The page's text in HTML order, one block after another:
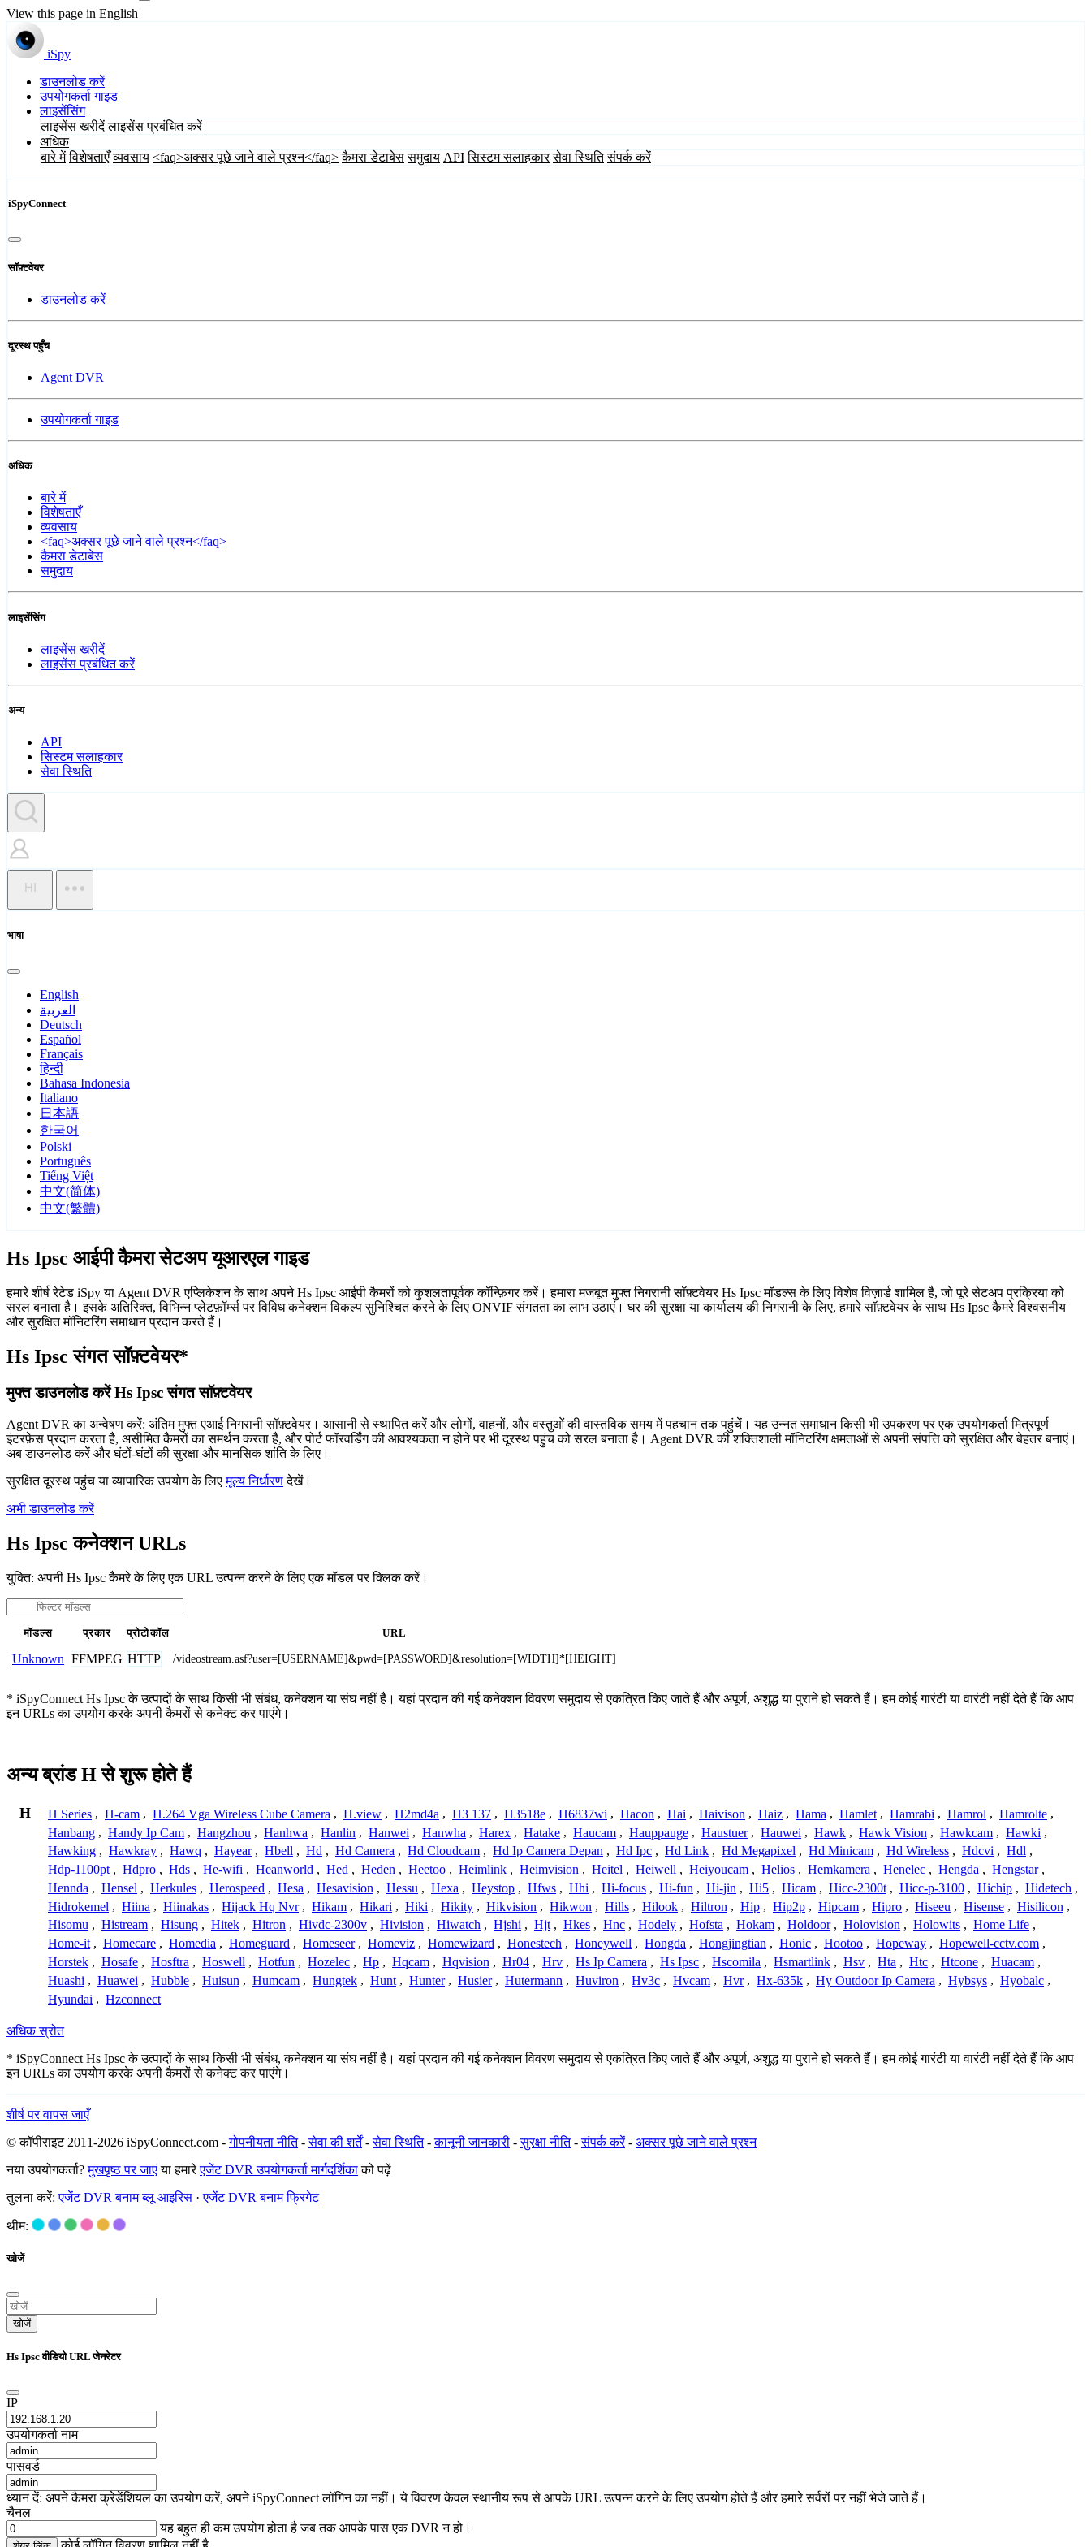
View this page in English
iSpy
डाउनलोड करें
उपयोगकर्ता गाइड
लाइसेंसिंग
लाइसेंस खरीदें लाइसेंस प्रबंधित करें
अधिक
बारे में विशेषताएँ व्यवसाय <faq>अक्सर पूछे जाने वाले प्रश्न</faq> कैमरा डेटाबेस समुदाय API सिस्टम सलाहकार सेवा स्थिति संपर्क करें
iSpyConnect
सॉफ़्टवेयर
डाउनलोड करें
दूरस्थ पहुँच
Agent DVR
उपयोगकर्ता गाइड
अधिक
बारे में
विशेषताएँ
व्यवसाय
<faq>अक्सर पूछे जाने वाले प्रश्न</faq>
कैमरा डेटाबेस
समुदाय
लाइसेंसिंग
लाइसेंस खरीदें
लाइसेंस प्रबंधित करें
अन्य
API
सिस्टम सलाहकार
सेवा स्थिति
HI
भाषा
English
العربية
Deutsch
Español
Français
हिन्दी
Bahasa Indonesia
Italiano
日本語
한국어
Polski
Português
Tiếng Việt
中文(简体)
中文(繁體)
Hs Ipsc आईपी कैमरा सेटअप यूआरएल गाइड
हमारे शीर्ष रेटेड iSpy या Agent DVR एप्लिकेशन के साथ अपने Hs Ipsc आईपी कैमरों को कुशलतापूर्वक कॉन्फ़िगर करें। हमारा मजबूत मुफ्त निगरानी सॉफ़्टवेयर Hs Ipsc मॉडल्स के लिए विशेष विज़ार्ड शामिल है, जो पूरे सेटअप प्रक्रिया को
सरल बनाता है। इसके अतिरिक्त, विभिन्न प्लेटफ़ॉर्म्स पर विविध कनेक्शन विकल्प सुनिश्चित करने के लिए ONVIF संगतता का लाभ उठाएं। घर की सुरक्षा या कार्यालय की निगरानी के लिए, हमारे सॉफ़्टवेयर के साथ Hs Ipsc कैमरे विश्वसनीय
और सुरक्षित मॉनिटरिंग समाधान प्रदान करते हैं।
Hs Ipsc संगत सॉफ़्टवेयर*
मुफ्त डाउनलोड करें Hs Ipsc संगत सॉफ़्टवेयर
Agent DVR का अन्वेषण करें: अंतिम मुफ्त एआई निगरानी सॉफ़्टवेयर। आसानी से स्थापित करें और लोगों, वाहनों, और वस्तुओं की वास्तविक समय में पहचान तक पहुंचें। यह उन्नत समाधान किसी भी उपकरण पर एक उपयोगकर्ता मित्रपूर्ण
इंटरफ़ेस प्रदान करता है, असीमित कैमरों का समर्थन करता है, और पोर्ट फॉरवर्डिंग की आवश्यकता न होने पर भी दूरस्थ पहुंच को सरल बनाता है। Agent DVR की शक्तिशाली मॉनिटरिंग क्षमताओं से अपनी संपत्ति को सुरक्षित और बेहतर बनाएं।
अब डाउनलोड करें और घंटों-घंटों की सुरक्षा और मानसिक शांति के लिए।
सुरक्षित दूरस्थ पहुंच या व्यापारिक उपयोग के लिएमूल्य निर्धारणदेखें।
अभी डाउनलोड करें
Hs Ipsc कनेक्शन URLs
युक्ति: अपनी Hs Ipsc कैमरे के लिए एक URL उत्पन्न करने के लिए एक मॉडल पर क्लिक करें।
मॉडल्स प्रकार प्रोटोकॉल URL
Unknown FFMPEG HTTP /videostream.asf?user=[USERNAME]&pwd=[PASSWORD]&resolution=[WIDTH]*[HEIGHT]
* iSpyConnect Hs Ipsc के उत्पादों के साथ किसी भी संबंध, कनेक्शन या संघ नहीं है। यहां प्रदान की गई कनेक्शन विवरण समुदाय से एकत्रित किए जाते हैं और अपूर्ण, अशुद्ध या पुराने हो सकते हैं। हम कोई गारंटी या वारंटी नहीं देते हैं कि आप
इन URLs का उपयोग करके अपनी कैमरों से कनेक्ट कर पाएंगे।
अन्य ब्रांड H से शुरू होते हैं
H H Series , H-cam , H.264 Vga Wireless Cube Camera , H.view , H2md4a , H3 137 , H3518e , H6837wi , Hacon , Hai , Haivison , Haiz , Hama , Hamlet , Hamrabi , Hamrol , Hamrolte ,
Hanbang , Handy Ip Cam , Hangzhou , Hanhwa , Hanlin , Hanwei , Hanwha , Harex , Hatake , Haucam , Hauppauge , Haustuer , Hauwei , Hawk , Hawk Vision , Hawkcam , Hawki ,
Hawking , Hawkray , Hawq , Hayear , Hbell , Hd , Hd Camera , Hd Cloudcam , Hd Ip Camera Depan , Hd Ipc , Hd Link , Hd Megapixel , Hd Minicam , Hd Wireless , Hdcvi , Hdl ,
Hdp-1100pt , Hdpro , Hds , He-wifi , Heanworld , Hed , Heden , Heetoo , Heimlink , Heimvision , Heitel , Heiwell , Heiyoucam , Helios , Hemkamera , Henelec , Hengda , Hengstar ,
Hennda , Hensel , Herkules , Herospeed , Hesa , Hesavision , Hessu , Hexa , Heystop , Hfws , Hhi , Hi-focus , Hi-fun , Hi-jin , Hi5 , Hicam , Hicc-2300t , Hicc-p-3100 , Hichip , Hidetech ,
Hidrokemel , Hiina , Hiinakas , Hijack Hq Nvr , Hikam , Hikari , Hiki , Hikity , Hikvision , Hikwon , Hills , Hilook , Hiltron , Hip , Hip2p , Hipcam , Hipro , Hiseeu , Hisense , Hisilicon ,
Hisomu , Histream , Hisung , Hitek , Hitron , Hivdc-2300v , Hivision , Hiwatch , Hjshi , Hjt , Hkes , Hnc , Hodely , Hofsta , Hokam , Holdoor , Holovision , Holowits , Home Life ,
Home-it , Homecare , Homedia , Homeguard , Homeseer , Homeviz , Homewizard , Honestech , Honeywell , Hongda , Hongjingtian , Honic , Hootoo , Hopeway , Hopewell-cctv.com ,
Horstek , Hosafe , Hosftra , Hoswell , Hotfun , Hozelec , Hp , Hqcam , Hqvision , Hr04 , Hrv , Hs Ip Camera , Hs Ipsc , Hscomila , Hsmartlink , Hsv , Hta , Htc , Htcone , Huacam ,
Huashi , Huawei , Hubble , Huisun , Humcam , Hungtek , Hunt , Hunter , Husier , Hutermann , Huviron , Hv3c , Hvcam , Hvr , Hx-635k , Hy Outdoor Ip Camera , Hybsys , Hyobalc ,
Hyundai , Hzconnect
अधिक स्रोत
* iSpyConnect Hs Ipsc के उत्पादों के साथ किसी भी संबंध, कनेक्शन या संघ नहीं है। यहां प्रदान की गई कनेक्शन विवरण समुदाय से एकत्रित किए जाते हैं और अपूर्ण, अशुद्ध या पुराने हो सकते हैं। हम कोई गारंटी या वारंटी नहीं देते हैं कि आप
इन URLs का उपयोग करके अपनी कैमरों से कनेक्ट कर पाएंगे।
शीर्ष पर वापस जाएँ
© कॉपीराइट 2011-2026 iSpyConnect.com -गोपनीयता नीति-सेवा की शर्तें-सेवा स्थिति-कानूनी जानकारी -सुरक्षा नीति-संपर्क करें- अक्सर पूछे जाने वाले प्रश्न
नया उपयोगकर्ता?मुखपृष्ठ पर जाएंया हमारेएजेंट DVR उपयोगकर्ता मार्गदर्शिकाको पढ़ें
तुलना करें:एजेंट DVR बनाम ब्लू आइरिस ·एजेंट DVR बनाम फ्रिगेट
थीम:
खोजें
खोजें
Hs Ipsc वीडियो URL जेनरेटर
IP
उपयोगकर्ता नाम
पासवर्ड
ध्यान दें: अपने कैमरा क्रेडेंशियल का उपयोग करें, अपने iSpyConnect लॉगिन का नहीं। ये विवरण केवल स्थानीय रूप से आपके URL उत्पन्न करने के लिए उपयोग होते हैं और हमारे सर्वरों पर नहीं भेजे जाते हैं।
चैनल
यह बहुत ही कम उपयोग होता है जब तक आपके पास एक DVR न हो।